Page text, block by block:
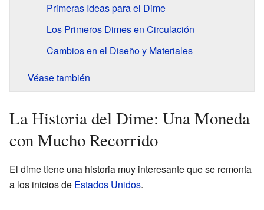
Primeras Ideas para el Dime
Los Primeros Dimes en Circulación
Cambios en el Diseño y Materiales
Véase también
La Historia del Dime: Una Moneda
con Mucho Recorrido
El dime tiene una historia muy interesante que se remonta
a los inicios de Estados Unidos.